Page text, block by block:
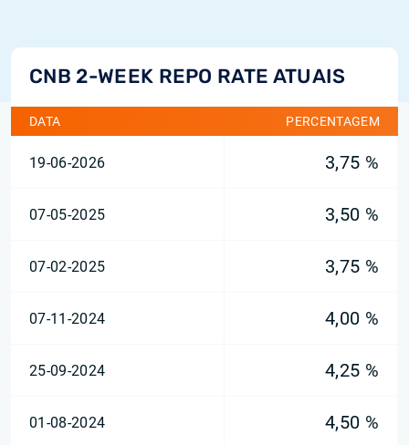
CNB 2-WEEK REPO RATE ATUAIS
DATA PERCENTAGEM
19-06-2026 3,75 %
07-05-2025 3,50 %
07-02-2025 3,75 %
07-11-2024 4,00 %
25-09-2024 4,25 %
01-08-2024 4,50 %